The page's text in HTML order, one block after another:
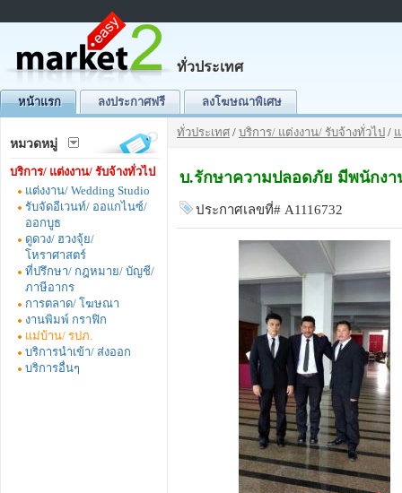
ทั่วประเทศ
หน้าแรก ลงประกาศฟรี ลงโฆษณาพิเศษ
หมวดหมู่
บริการ/ แต่งงาน/ รับจ้างทั่วไป
แต่งงาน/ Wedding Studio
รับจัดอีเวนท์/ ออแกไนซ์/
ออกบูธ
ดูดวง/ ฮวงจุ้ย/
โหราศาสตร์
ที่ปรึกษา/ กฎหมาย/ บัญชี/
ภาษีอากร
การตลาด/ โฆษณา
งานพิมพ์ กราฟิก
แม่บ้าน/ รปภ.
บริการนำเข้า/ ส่งออก
บริการอื่นๆ
ทั่วประเทศ / บริการ/ แต่งงาน/ รับจ้างทั่วไป /
บ.รักษาความปลอดภัย มีพนักง
ประกาศเลขที่# A1116732